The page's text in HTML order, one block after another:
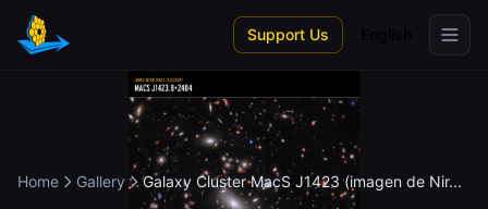
Skip to main content
Support Us
Home Gallery Galaxy Cluster MacS J1423 (imagen de Nir...